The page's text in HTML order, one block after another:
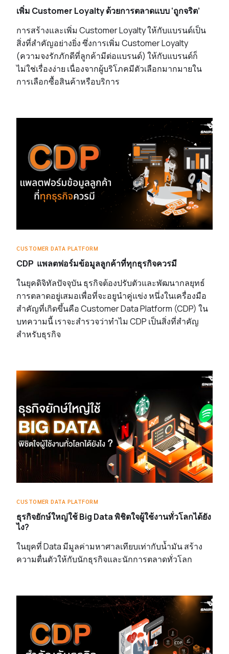
เพิ่ม Customer Loyalty ด้วยการตลาดแบบ ‘ถูกจริต’
การสร้างและเพิ่ม Customer Loyalty ให้กับแบรนด์เป็น
สิ่งที่สำคัญอย่างยิ่ง ซึ่งการเพิ่ม Customer Loyalty
(ความจงรักภักดีที่ลูกค้ามีต่อแบรนด์) ให้กับแบรนด์ก็
ไม่ใช่เรื่องง่าย เนื่องจากผู้บริโภคมีตัวเลือกมากมายใน
การเลือกซื้อสินค้าหรือบริการ
CUSTOMER DATA PLATFORM
CDP แพลตฟอร์มข้อมูลลูกค้าที่ทุกธุรกิจควรมี
ในยุคดิจิทัลปัจจุบัน ธุรกิจต้องปรับตัวและพัฒนากลยุทธ์
การตลาดอยู่เสมอเพื่อที่จะอยูนำคู่แข่ง หนึ่งในเครื่องมือ
สำคัญที่เกิดขึ้นคือ Customer Data Platform (CDP) ใน
บทความนี้ เราจะสำรวจว่าทำไม CDP เป็นสิ่งที่สำคัญ
สำหรับธุรกิจ
CUSTOMER DATA PLATFORM
ธุรกิจยักษ์ใหญ่ใช้ Big Data พิชิตใจผู้ใช้งานทั่วโลกได้ยัง
ไง?
ในยุคที่ Data มีมูลค่ามหาศาลเทียบเท่ากับน้ำมัน สร้าง
ความตื่นตัวให้กับนักธุรกิจและนักการตลาดทั่วโลก